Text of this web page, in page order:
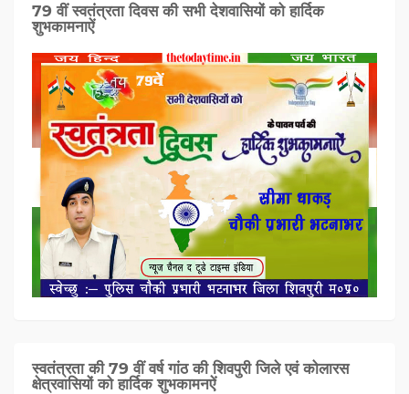
79 वीं स्वतंत्रता दिवस की सभी देशवासियों को हार्दिक
शुभकामनाऐं
स्वतंत्रता की 79 वीं वर्ष गांठ की शिवपुरी जिले एवं कोलारस
क्षेत्रवासियों को हार्दिक शुभकामनऐं